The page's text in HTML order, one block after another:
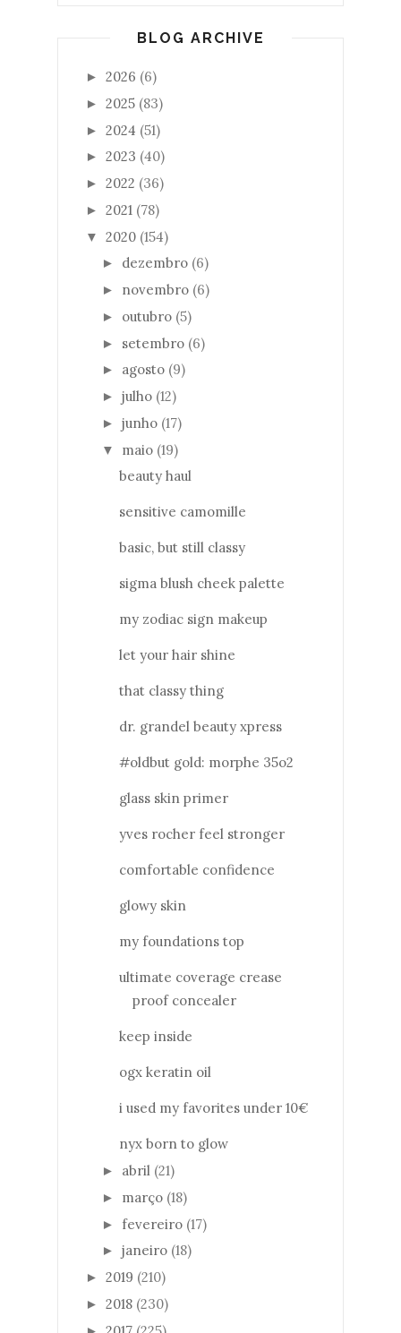
BLOG ARCHIVE
► 2026 (6)
► 2025 (83)
► 2024 (51)
► 2023 (40)
► 2022 (36)
► 2021 (78)
▼ 2020 (154)
► dezembro (6)
► novembro (6)
► outubro (5)
► setembro (6)
► agosto (9)
► julho (12)
► junho (17)
▼ maio (19)
beauty haul
sensitive camomille
basic, but still classy
sigma blush cheek palette
my zodiac sign makeup
let your hair shine
that classy thing
dr. grandel beauty xpress
#oldbut gold: morphe 35o2
glass skin primer
yves rocher feel stronger
comfortable confidence
glowy skin
my foundations top
ultimate coverage crease
proof concealer
keep inside
ogx keratin oil
i used my favorites under 10€
nyx born to glow
► abril (21)
► março (18)
► fevereiro (17)
► janeiro (18)
► 2019 (210)
► 2018 (230)